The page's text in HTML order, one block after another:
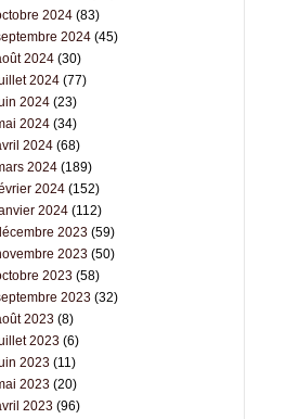
2024(83)
2024(45)
2024(30)
2024(77)
2024(23)
2024(34)
2024(68)
2024(189)
2024(152)
2024(112)
2023(59)
2023(50)
2023(58)
2023(32)
2023(8)
2023(6)
2023(11)
2023(20)
2023(96)